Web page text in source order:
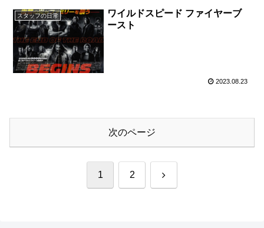
スタッフの日常
ワイルドスピード ファイヤーブ
ースト
2023.08.23
次のページ
1 2 次